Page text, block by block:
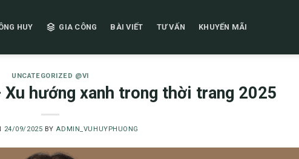
HUY GIA CÔNG BÀI VIẾT TƯ VẤN KHUYẾN MÃI
UNCATEGORIZED @VI
Xu hướng xanh trong thời trang 2025
24/09/2025 BY ADMIN_VUHUYPHUONG